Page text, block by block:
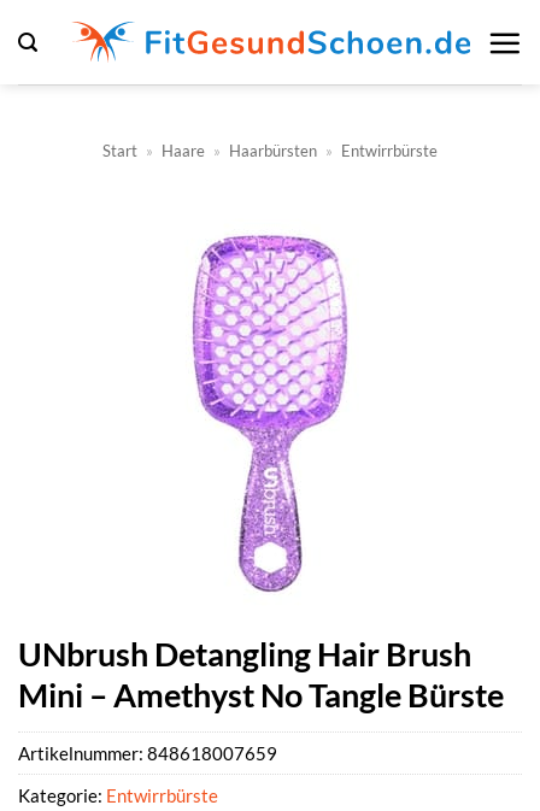
Inhalt
springen
Start » Haare » Haarbürsten » Entwirrbürste
UNbrush Detangling Hair Brush
Mini – Amethyst No Tangle Bürste
Artikelnummer: 848618007659
Kategorie: Entwirrbürste